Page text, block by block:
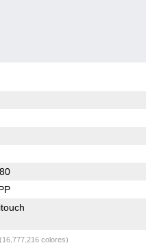
(16,777,216 colores)